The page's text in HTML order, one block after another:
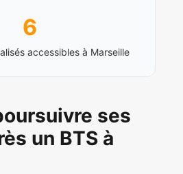
6
accessibles à Marseille
ses
un BTS à